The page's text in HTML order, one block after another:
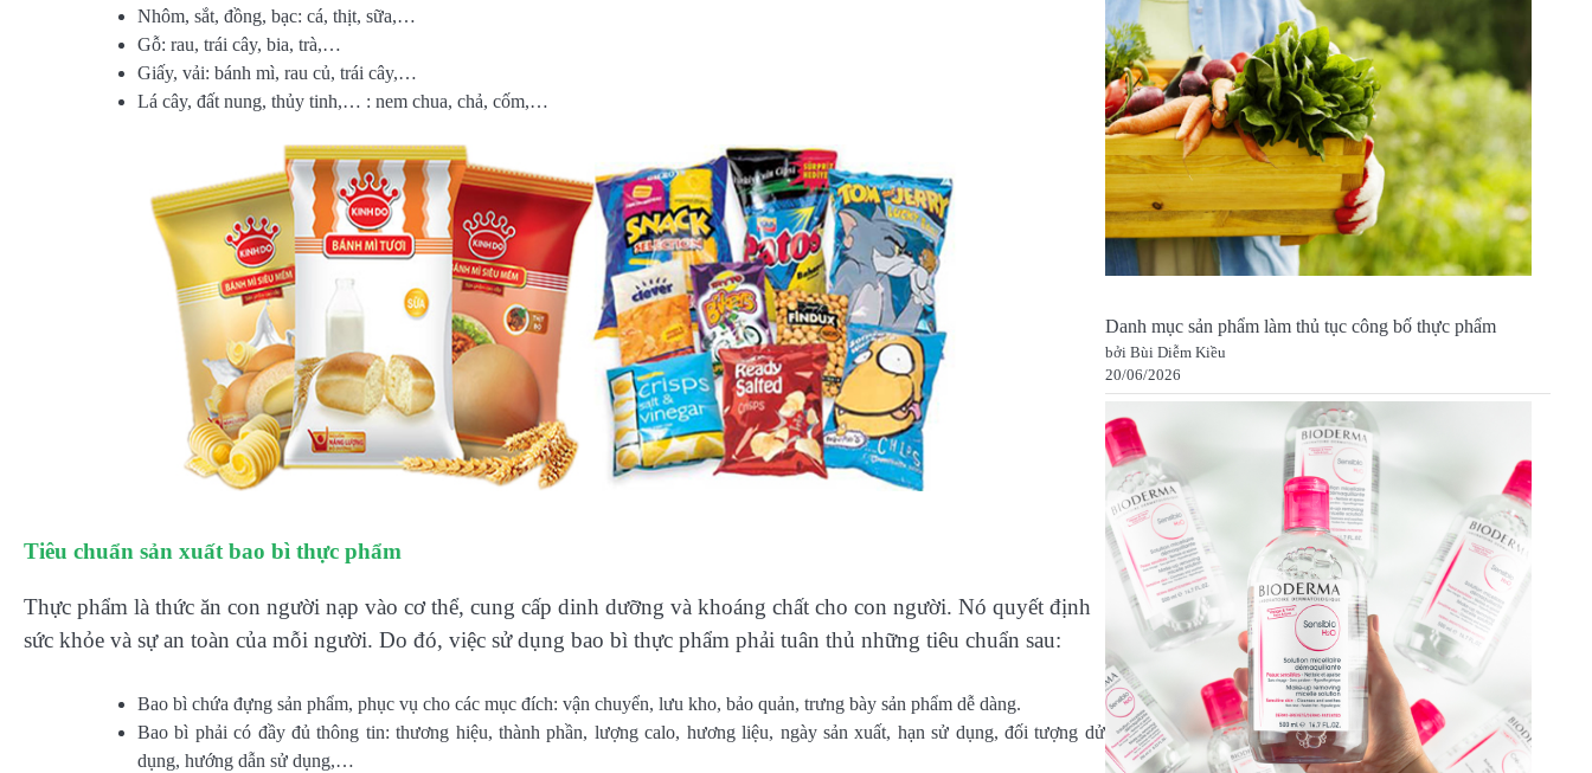
Nhôm, sắt, đồng, bạc: cá, thịt, sữa,…
Gỗ: rau, trái cây, bia, trà,…
Giấy, vải: bánh mì, rau củ, trái cây,…
Lá cây, đất nung, thủy tinh,… : nem chua, chả, cốm,…
Tiêu chuẩn sản xuất bao bì thực phẩm
Thực phẩm là thức ăn con người nạp vào cơ thể, cung cấp dinh dưỡng và khoáng chất cho con người. Nó quyết định
sức khỏe và sự an toàn của mỗi người. Do đó, việc sử dụng bao bì thực phẩm phải tuân thủ những tiêu chuẩn sau:
Bao bì chứa đựng sản phẩm, phục vụ cho các mục đích: vận chuyển, lưu kho, bảo quản, trưng bày sản phẩm dễ dàng.
Bao bì phải có đầy đủ thông tin: thương hiệu, thành phần, lượng calo, hương liệu, ngày sản xuất, hạn sử dụng, đối tượng dử
dụng, hướng dẫn sử dụng,…
Danh mục sản phẩm làm thủ tục công bố thực phẩm
bởi Bùi Diễm Kiều
20/06/2026